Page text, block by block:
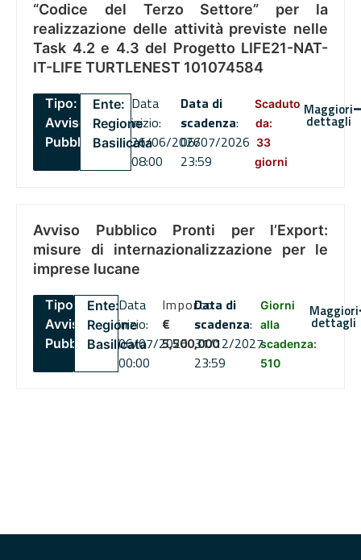
“Codice del Terzo Settore” per la
realizzazione delle attività previste nelle
Task 4.2 e 4.3 del Progetto LIFE21-NAT-
IT-LIFE TURTLENEST 101074584
Tipo:
Avviso
Pubblico
Ente:
Regione
Basilicata
Data
inizio:
26/06/2026
08:00
Data di
scadenza:
06/07/2026
23:59
Scaduto
da:
33
giorni
Maggiori
dettagli
Avviso Pubblico Pronti per l’Export:
misure di internazionalizzazione per le
imprese lucane
Tipo:
Avviso
Pubblico
Ente:
Regione
Basilicata
Data
inizio:
06/07/2026
00:00
Importo
€
5,500,000
Data di
scadenza:
31/12/2027
23:59
Giorni
alla
scadenza:
510
Maggiori
dettagli